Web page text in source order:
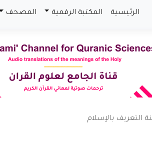
الرئيسية المكتبة الرقمية المصحف
التعريف بالإسلام